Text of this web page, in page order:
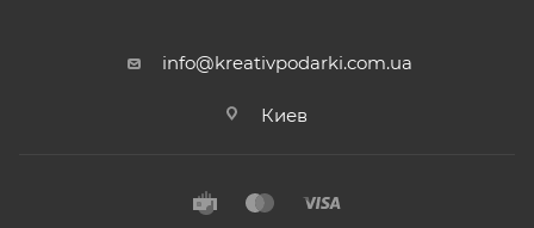
info@kreativpodarki.com.ua
Киев